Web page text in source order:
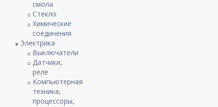
смола
Стекло
Химические
соединения
Электрика
Выключатели
Датчики,
реле
Компьютерная
техника,
процессоры,